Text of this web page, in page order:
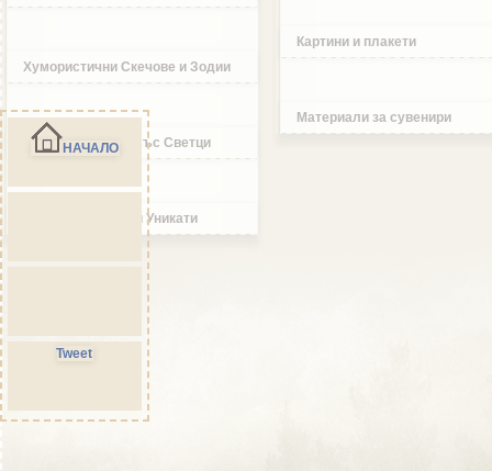
Хумористични Скечове и Зодии
Икони и изделия със Светци
Ръчно изработени Уникати
Картини и плакети
Материали за сувенири
НАЧАЛО
Tweet